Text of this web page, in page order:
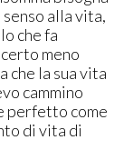
alla vita,
che fa
meno
che la sua vita
cammino
perfetto come
di vita di